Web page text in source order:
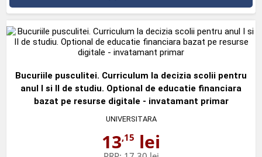
Bucuriile pusculitei. Curriculum la decizia scolii pentru
anul I si II de studiu. Optional de educatie financiara
bazat pe resurse digitale - invatamant primar
UNIVERSITARA
13,15 lei